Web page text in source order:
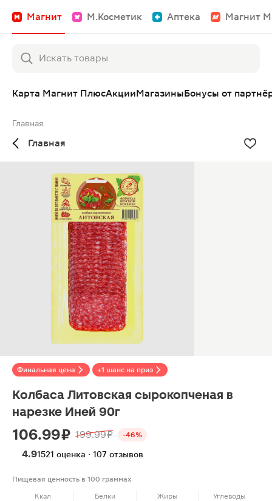
Магнит М.Косметик Аптека Магнит
Карта Магнит ПлюсАкцииМагазиныБонусы от
Главная
Главная
Финальная цена +1 шанс на приз
Колбаса Литовская сырокопченая в
нарезке Иней 90г
106.99 ₽ 199.99 ₽ -46%
4.91521 оценка · 107 отзывов
Пищевая ценность в 100 граммах
Ккал
Белки Жиры Углеводы